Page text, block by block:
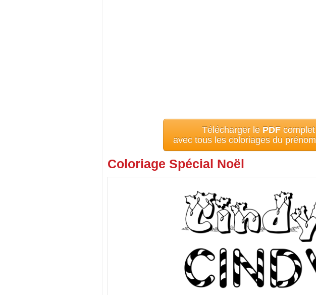
Télécharger le PDF complet
avec tous les coloriages du prénom
Coloriage Spécial Noël